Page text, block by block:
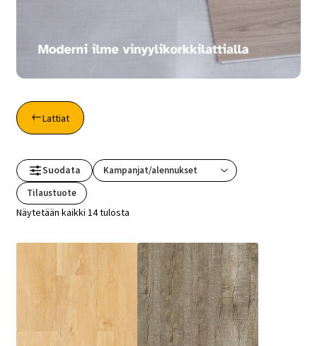
Lattiat
Suodata
Tilaustuote
Näytetään kaikki 14 tulosta